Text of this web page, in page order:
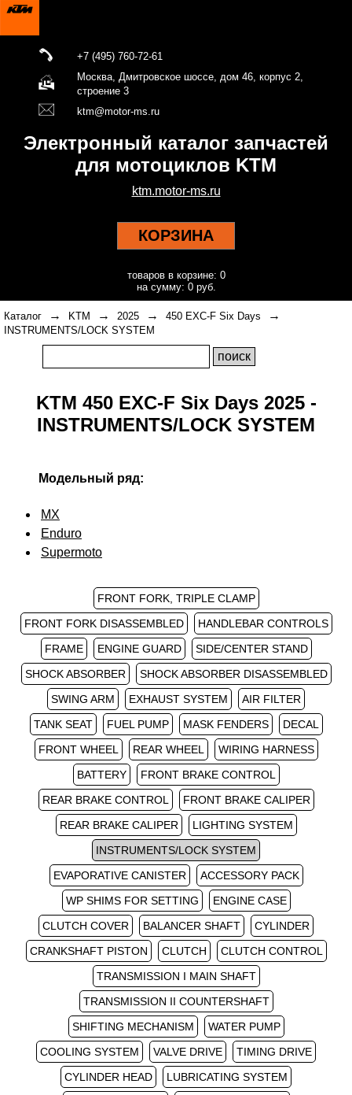
+7 (495) 760-72-61
Москва, Дмитровское шоссе, дом 46, корпус 2,
строение 3
ktm@motor-ms.ru
Электронный каталог запчастей
для мотоциклов KTM
ktm.motor-ms.ru
КОРЗИНА
товаров в корзине: 0
на сумму: 0 руб.
Каталог → KTM → 2025 → 450 EXC-F Six Days →
INSTRUMENTS/LOCK SYSTEM
KTM 450 EXC-F Six Days 2025 -
INSTRUMENTS/LOCK SYSTEM
Модельный ряд:
MX
Enduro
Supermoto
FRONT FORK, TRIPLE CLAMP
FRONT FORK DISASSEMBLED
HANDLEBAR CONTROLS
FRAME
ENGINE GUARD
SIDE/CENTER STAND
SHOCK ABSORBER
SHOCK ABSORBER DISASSEMBLED
SWING ARM
EXHAUST SYSTEM
AIR FILTER
TANK SEAT
FUEL PUMP MASK FENDERS
DECAL
FRONT WHEEL
REAR WHEEL
WIRING HARNESS
BATTERY
FRONT BRAKE CONTROL
REAR BRAKE CONTROL
FRONT BRAKE CALIPER
REAR BRAKE CALIPER
LIGHTING SYSTEM
INSTRUMENTS/LOCK SYSTEM
EVAPORATIVE CANISTER
ACCESSORY PACK
WP SHIMS FOR SETTING
ENGINE CASE
CLUTCH COVER
BALANCER SHAFT
CYLINDER
CRANKSHAFT PISTON
CLUTCH
CLUTCH CONTROL
TRANSMISSION I MAIN SHAFT
TRANSMISSION II COUNTERSHAFT
SHIFTING MECHANISM
WATER PUMP
COOLING SYSTEM
VALVE DRIVE
TIMING DRIVE
CYLINDER HEAD
LUBRICATING SYSTEM